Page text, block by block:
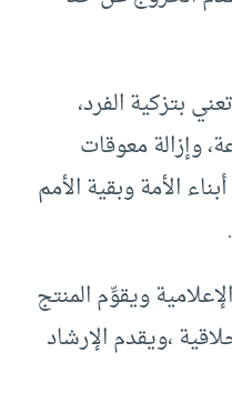
بتزكية الفرد،
وإزالة معوقات
الأمة وبقية الأمم
ويقوِّم المنتج
،ويقدم الإرشاد